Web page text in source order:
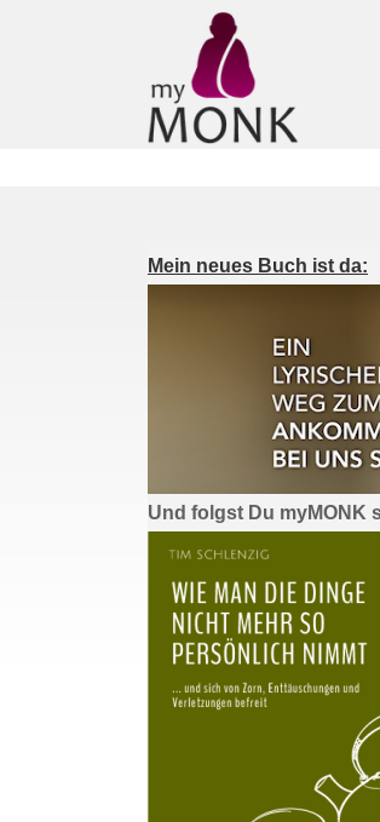
Mein neues Buch ist da:
Und folgst Du myMONK